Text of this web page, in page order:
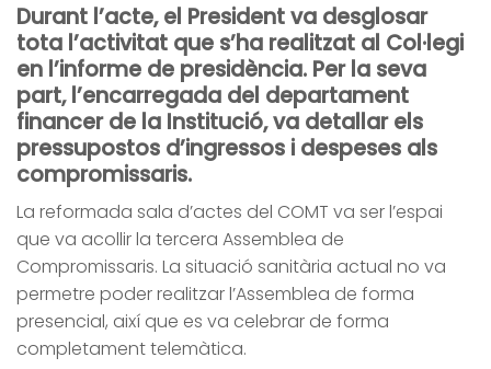
Durant l’acte, el President va desglosar
tota l’activitat que s’ha realitzat al Col·legi
en l’informe de presidència. Per la seva
part, l’encarregada del departament
financer de la Institució, va detallar els
pressupostos d’ingressos i despeses als
compromissaris.
La reformada sala d’actes del COMT va ser l’espai
que va acollir la tercera Assemblea de
Compromissaris. La situació sanitària actual no va
permetre poder realitzar l’Assemblea de forma
presencial, així que es va celebrar de forma
completament telemàtica.